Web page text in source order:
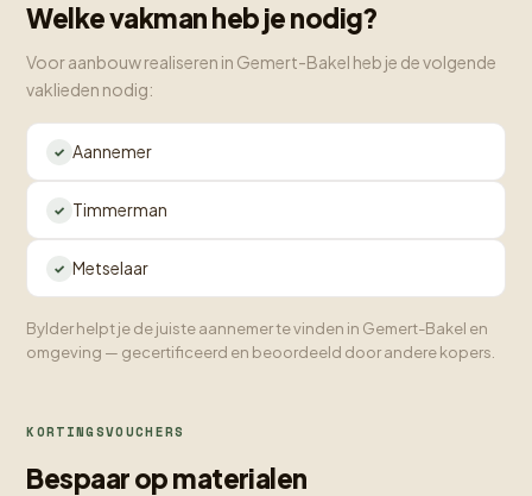
Welke vakman heb je nodig?
Voor aanbouw realiseren in Gemert-Bakel heb je de volgende
vaklieden nodig:
Aannemer
Timmerman
Metselaar
Bylder helpt je de juiste aannemer te vinden in Gemert-Bakel en
omgeving — gecertificeerd en beoordeeld door andere kopers.
KORTINGSVOUCHERS
Bespaar op materialen